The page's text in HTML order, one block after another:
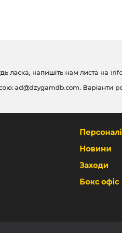
ласка, напишіть нам листа на
ad@dzygamdb.com. Варіанти
Новини
Заходи
Бокс офіс